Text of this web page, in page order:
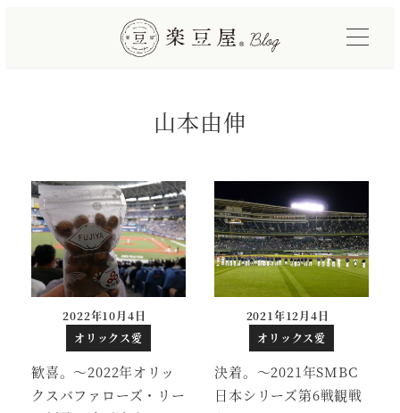
山本由伸
歓喜。～2022年オリッ
クスバファローズ・リー
投稿日
2022年10月4日
オリックス愛
決着。～2021年SMBC
日本シリーズ第6戦観戦
投稿日
2021年12月4日
オリックス愛